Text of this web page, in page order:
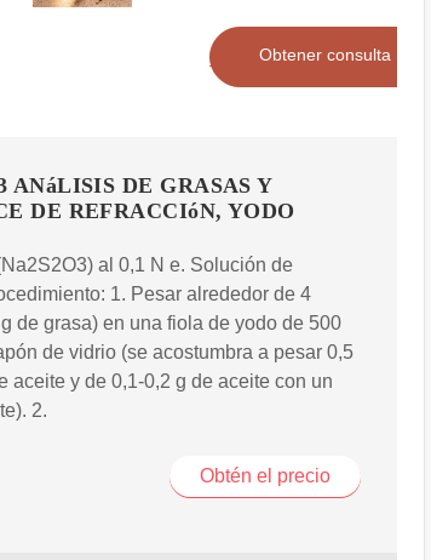
Obtener consulta
ANáLISIS DE GRASAS Y
DE REFRACCIóN, YODO
al 0,1 N e. Solución de
1. Pesar alrededor de 4
de grasa) en una fiola de yodo de 500
de vidrio (se acostumbra a pesar 0,5
aceite y de 0,1-0,2 g de aceite con un
2.
Obtén el precio